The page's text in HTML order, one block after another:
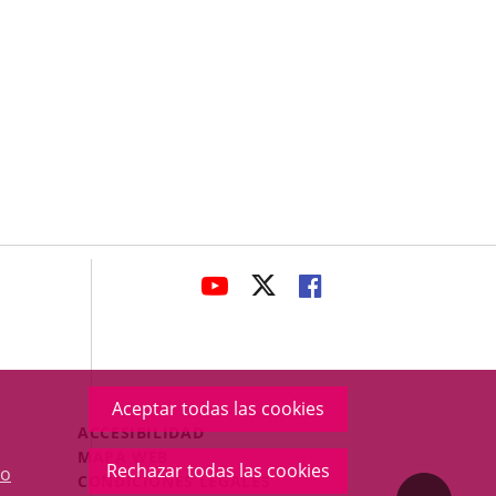
Aceptar todas las cookies
Rechazar todas las cookies
ENLACE
APLICACIÓN
EXTERNA.
ENLACE
APLICACIÓN
EXTERNA.
ENLACE
APLICACIÓN
EXTERNA.
Menú
Legal
Footer
ACCESIBILIDAD
MAPA WEB
CONDICIONES LEGALES